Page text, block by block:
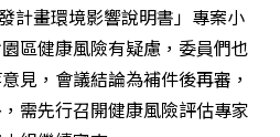
計畫環境影響說明書」專案小
區健康風險有疑慮，委員們也
見，會議結論為補件後再審，
需先行召開健康風險評估專家